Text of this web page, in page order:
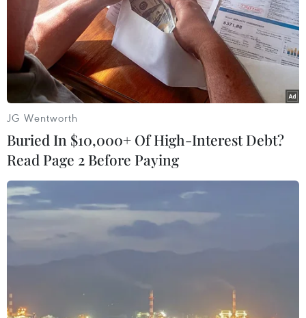
thức bảo mật an toàn vượt trội, đặc biệt là các giao dịch
có giá trị cao bởi được bảo vệ bằng công nghệ bảo
mật 3 lớp.
4 nội dung an ninh mạng gây tranh cãi sẽ
JG Wentworth
Buried In $10,000+ Of High-Interest Debt?
Read Page 2 Before Paying